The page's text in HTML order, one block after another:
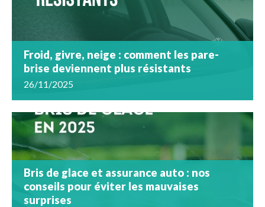
Froid, givre, neige : comment les pare-
brise deviennent plus résistants
26/11/2025
Bris de glace et assurance auto : nos
conseils pour éviter les mauvaises
surprises